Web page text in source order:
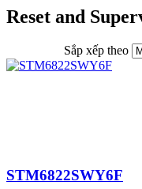
Reset and
Sắp xếp theo
STM6822SWY6F